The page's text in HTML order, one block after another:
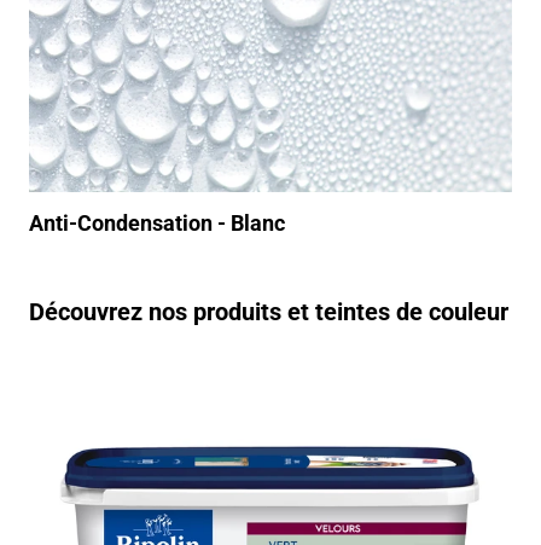
Anti-Condensation - Blanc
Découvrez nos produits et teintes de couleur